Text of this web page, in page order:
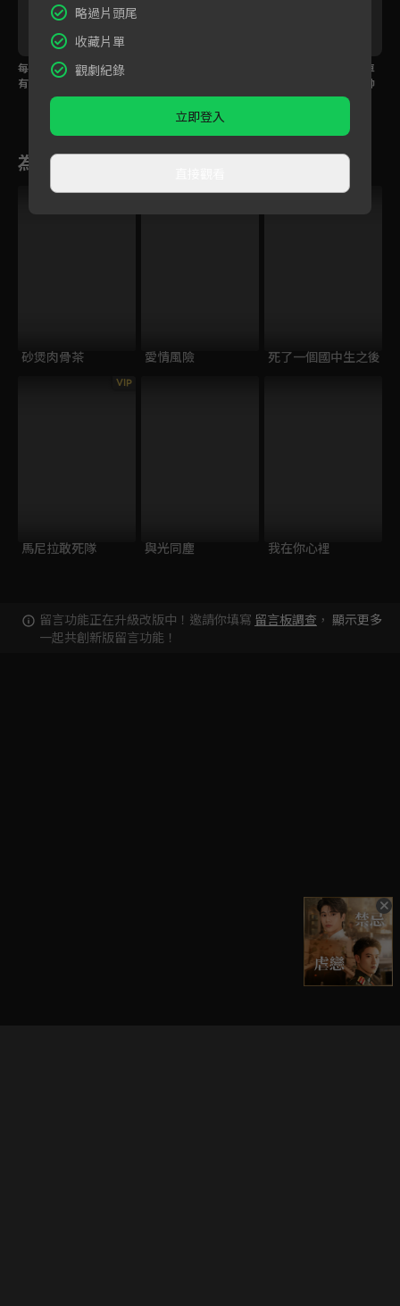
每個人都對孩子的未來
有想法，卻沒人先問孩
子是否喜歡？
現可疑人士？
花絮：柯叔元山路追車
真的出事啦！蔡祥被帥
翻喊「很享受」
為您推薦
砂煲肉骨茶 愛情風險 死了一個國中生之後
VIP
馬尼拉敢死隊 與光同塵 我在你心裡
留言功能正在升級改版中！邀請你填寫 留言板調查 ，
一起共創新版留言功能！
顯示更多
略過片頭尾
收藏片單
觀劇紀錄
立即登入